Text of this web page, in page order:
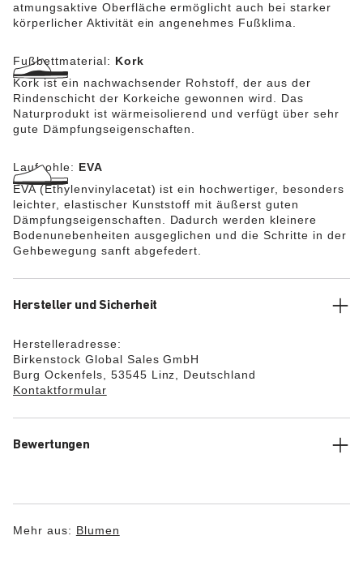
atmungsaktive Oberfläche ermöglicht auch bei starker
körperlicher Aktivität ein angenehmes Fußklima.
Fußbettmaterial: Kork
Kork ist ein nachwachsender Rohstoff, der aus der
Rindenschicht der Korkeiche gewonnen wird. Das
Naturprodukt ist wärmeisolierend und verfügt über sehr
gute Dämpfungseigenschaften.
Laufsohle: EVA
EVA (Ethylenvinylacetat) ist ein hochwertiger, besonders
leichter, elastischer Kunststoff mit äußerst guten
Dämpfungseigenschaften. Dadurch werden kleinere
Bodenunebenheiten ausgeglichen und die Schritte in der
Gehbewegung sanft abgefedert.
Hersteller und Sicherheit
Herstelleradresse:
Birkenstock Global Sales GmbH
Burg Ockenfels, 53545 Linz, Deutschland
Kontaktformular
Bewertungen
Mehr aus: Blumen